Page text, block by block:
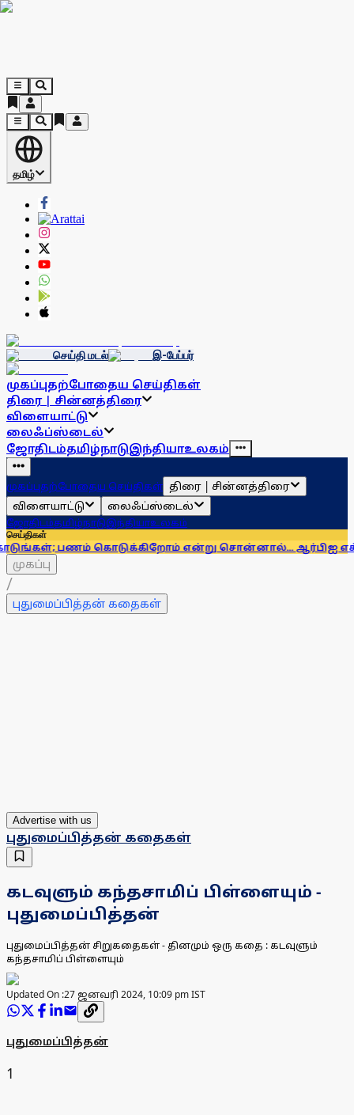
தமிழ்
செய்தி மடல் இ-பேப்பர்
முகப்புதற்போதைய செய்திகள்
திரை | சின்னத்திரை
விளையாட்டு
லைஃப்ஸ்டைல்
ஜோதிடம்தமிழ்நாடுஇந்தியாஉலகம்
முகப்புதற்போதைய செய்திகள் திரை | சின்னத்திரை
விளையாட்டு
லைஃப்ஸ்டைல்
ஜோதிடம்தமிழ்நாடுஇந்தியாஉலகம்
செய்திகள்
என்று சொன்னால்... ஆர்பிஐ எச்சரிக்கை
முகப்பு
/
புதுமைப்பித்தன் கதைகள்
Advertise with us
புதுமைப்பித்தன் கதைகள்
கடவுளும் கந்தசாமிப் பிள்ளையும் -
புதுமைப்பித்தன்
புதுமைப்பித்தன் சிறுகதைகள் - தினமும் ஒரு கதை : கடவுளும்
கந்தசாமிப் பிள்ளையும்
Updated On :27 ஜனவரி 2024, 10:09 pm IST
புதுமைப்பித்தன்
1